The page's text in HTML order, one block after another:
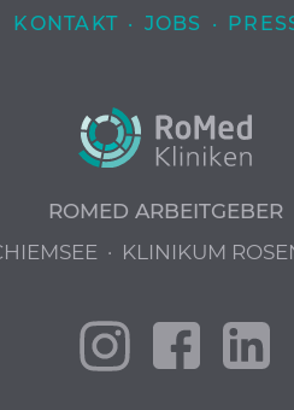
KONTAKT · JOBS ·
ROMED ARBEITGEBER
· KLINIKUM